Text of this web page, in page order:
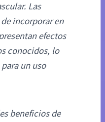
Las
incorporar en
efectos
conocidos, lo
un uso
beneficios de